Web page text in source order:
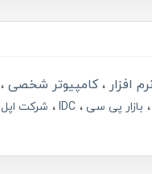
افزار کامپیوتر شخصی
بازار پی سی IDC شرکت اپل